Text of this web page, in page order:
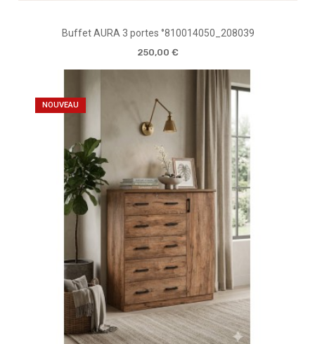
Buffet AURA 3 portes °810014050_208039
250,00 €
NOUVEAU